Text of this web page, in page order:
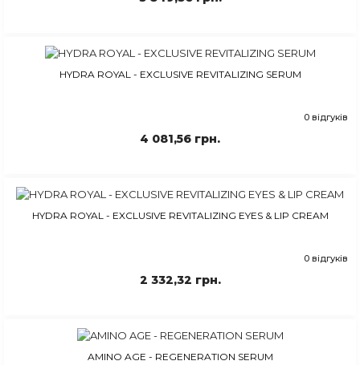
HYDRA ROYAL - EXCLUSIVE REVITALIZING SERUM
0 відгуків
4 081,56 грн.
HYDRA ROYAL - EXCLUSIVE REVITALIZING EYES & LIP CREAM
0 відгуків
2 332,32 грн.
AMINO AGE - REGENERATION SERUM